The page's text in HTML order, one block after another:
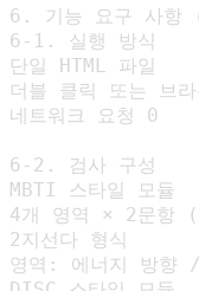
6. 기능 요구 사
6-1. 실행 방식
단일 HTML 파일
더블 클릭 또는 브
네트워크 요청 0
6-2. 검사 구성
MBTI 스타일 모듈
4개 영역 × 2문항 (
2지선다 형식
영역: 에너지 방